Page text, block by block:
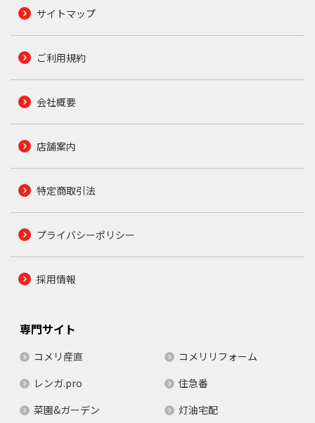
サイトマップ
ご利用規約
会社概要
店舗案内
特定商取引法
プライバシーポリシー
採用情報
専門サイト
コメリ産直
コメリリフォーム
レンガ.pro
住急番
菜園&ガーデン
灯油宅配